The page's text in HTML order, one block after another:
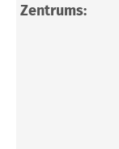
Zentrums: